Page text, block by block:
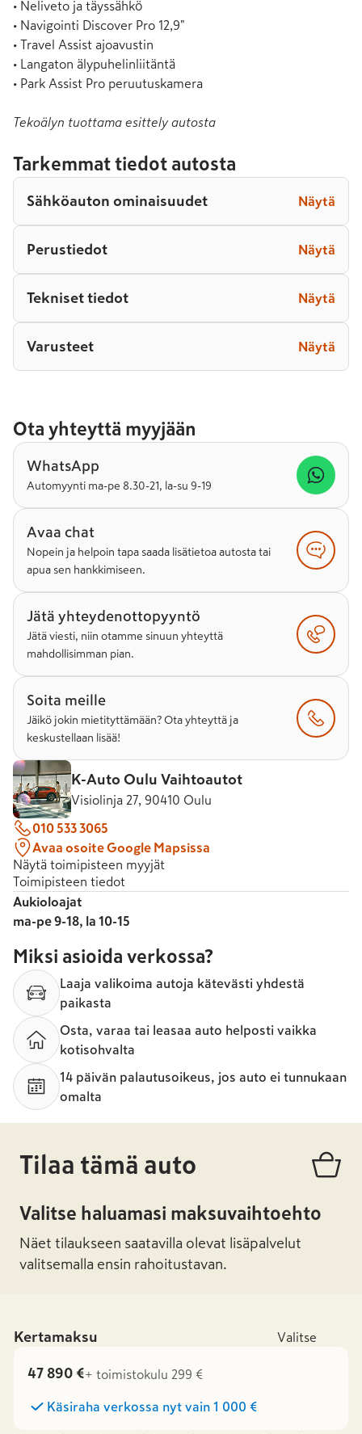
• Neliveto ja täyssähkö
• Navigointi Discover Pro 12,9"
• Travel Assist ajoavustin
• Langaton älypuhelinliitäntä
• Park Assist Pro peruutuskamera
Tekoälyn tuottama esittely autosta
Tarkemmat tiedot autosta
Sähköauton ominaisuudet Näytä
Perustiedot Näytä
Tekniset tiedot Näytä
Varusteet Näytä
Ota yhteyttä myyjään
WhatsApp
Automyynti ma-pe 8.30-21, la-su 9-19
Avaa chat
Nopein ja helpoin tapa saada lisätietoa autosta tai
apua sen hankkimiseen.
Jätä yhteydenottopyyntö
Jätä viesti, niin otamme sinuun yhteyttä
mahdollisimman pian.
Soita meille
Jäikö jokin mietityttämään? Ota yhteyttä ja
keskustellaan lisää!
K-Auto Oulu Vaihtoautot
Visiolinja 27, 90410 Oulu
010 533 3065
Avaa osoite Google Mapsissa
Näytä toimipisteen myyjät
Toimipisteen tiedot
Aukioloajat
ma-pe 9-18, la 10-15
Miksi asioida verkossa?
Laaja valikoima autoja kätevästi yhdestä
paikasta
Osta, varaa tai leasaa auto helposti vaikka
kotisohvalta
14 päivän palautusoikeus, jos auto ei tunnukaan
omalta
Tilaa tämä auto
Valitse haluamasi maksuvaihtoehto
Näet tilaukseen saatavilla olevat lisäpalvelut
valitsemalla ensin rahoitustavan.
Kertamaksu Valitse
47 890 €+ toimistokulu 299 €
Käsiraha verkossa nyt vain 1 000 €